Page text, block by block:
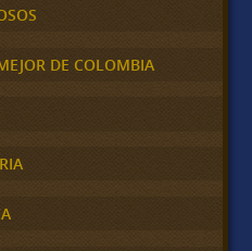
DE COLOMBIA